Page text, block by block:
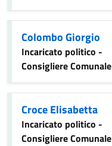
Colombo Giorgio
Incaricato politico -
Consigliere Comunale
Croce Elisabetta
Incaricato politico -
Consigliere Comunale